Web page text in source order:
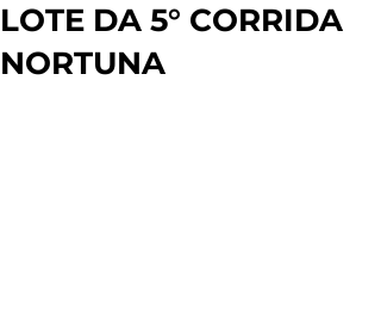
LOTE DA 5° CORRIDA
NORTUNA